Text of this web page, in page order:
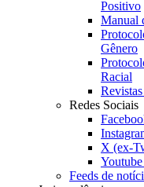
Positivo
Manual
Gênero
Racial
Redes Sociais
X (ex-
Feeds de